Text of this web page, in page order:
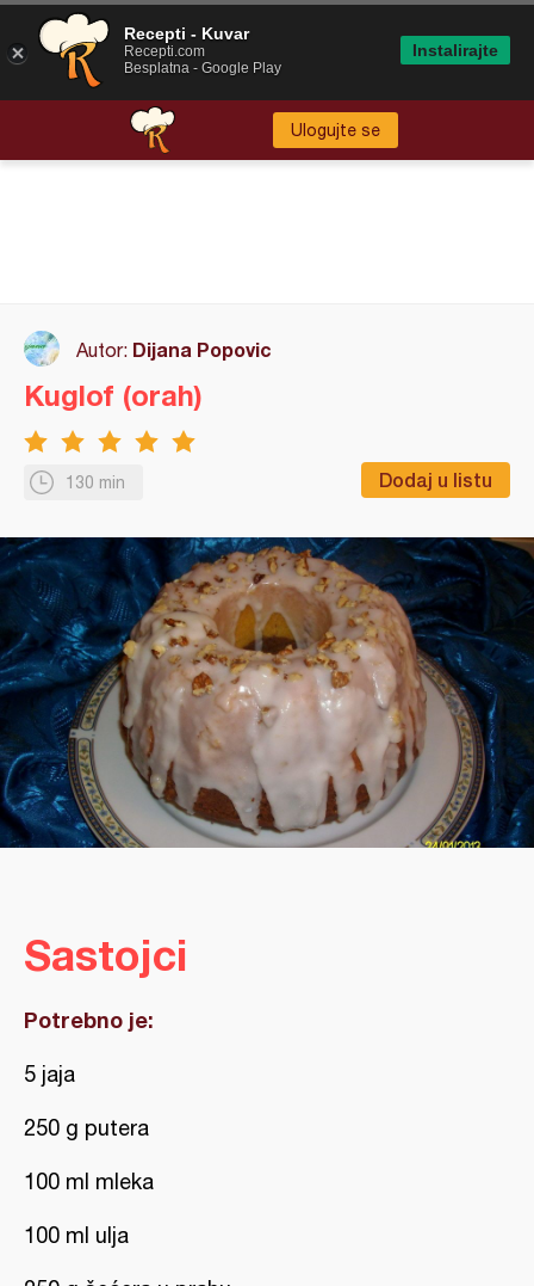
Ulogujte se
Autor: Dijana Popovic
130 min Dodaj u listu
Kuglof (orah)
Sastojci
Potrebno je:
5 jaja
250 g putera
100 ml mleka
100 ml ulja
Recepti - Kuvar
Recepti.com
Besplatna - Google Play
Instalirajte